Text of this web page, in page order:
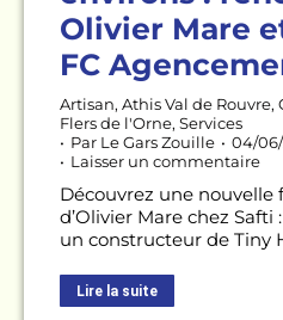
Olivier Mare
FC
Artisan, Athis Val de Rouvre,
Flers de l'Orne, Services
Par Le Gars Zouille
04/
Laisser un commentaire
Découvrez une nouvelle
d’Olivier Mare chez
un constructeur de Tiny
Lire la suite